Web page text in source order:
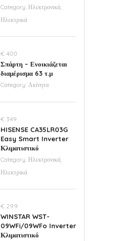
Category: Ηλεκτρονικά,
Ηλεκτρικά
€ 400
Σπάρτη – Ενοικιάζεται
διαμέρισμα 63 τ.μ
Category: Ακίνητα
€ 349
HISENSE CA35LR03G
Easy Smart Inverter
Κλιματιστικό
Category: Ηλεκτρονικά,
Ηλεκτρικά
€ 299
WINSTAR WST-
09WFi/09WFo Inverter
Κλιματιστικό